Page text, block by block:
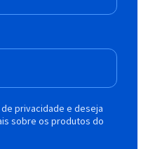
privacidade e deseja
sobre os produtos do